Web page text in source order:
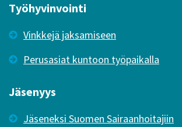
Työhyvinvointi
Vinkkejä jaksamiseen
Perusasiat kuntoon työpaikalla
Jäsenyys
Jäseneksi Suomen Sairaanhoitajiin